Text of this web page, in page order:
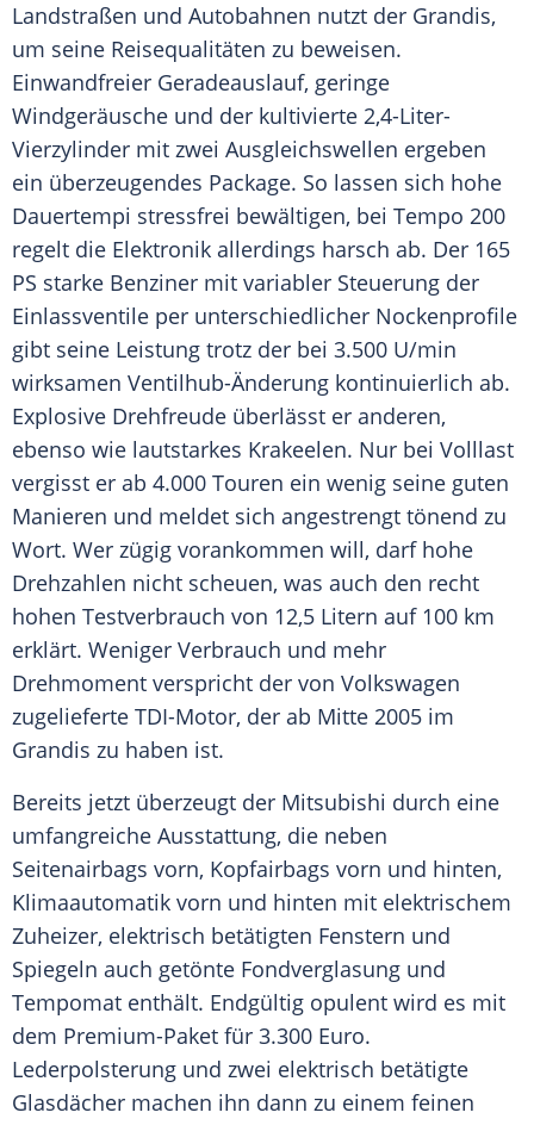
Landstraßen und Autobahnen nutzt der Grandis,
um seine Reisequalitäten zu beweisen.
Einwandfreier Geradeauslauf, geringe
Windgeräusche und der kultivierte 2,4-Liter-
Vierzylinder mit zwei Ausgleichswellen ergeben
ein überzeugendes Package. So lassen sich hohe
Dauertempi stressfrei bewältigen, bei Tempo 200
regelt die Elektronik allerdings harsch ab. Der 165
PS starke Benziner mit variabler Steuerung der
Einlassventile per unterschiedlicher Nockenprofile
gibt seine Leistung trotz der bei 3.500 U/min
wirksamen Ventilhub-Änderung kontinuierlich ab.
Explosive Drehfreude überlässt er anderen,
ebenso wie lautstarkes Krakeelen. Nur bei Volllast
vergisst er ab 4.000 Touren ein wenig seine guten
Manieren und meldet sich angestrengt tönend zu
Wort. Wer zügig vorankommen will, darf hohe
Drehzahlen nicht scheuen, was auch den recht
hohen Testverbrauch von 12,5 Litern auf 100 km
erklärt. Weniger Verbrauch und mehr
Drehmoment verspricht der von Volkswagen
zugelieferte TDI-Motor, der ab Mitte 2005 im
Grandis zu haben ist.
Bereits jetzt überzeugt der Mitsubishi durch eine
umfangreiche Ausstattung, die neben
Seitenairbags vorn, Kopfairbags vorn und hinten,
Klimaautomatik vorn und hinten mit elektrischem
Zuheizer, elektrisch betätigten Fenstern und
Spiegeln auch getönte Fondverglasung und
Tempomat enthält. Endgültig opulent wird es mit
dem Premium-Paket für 3.300 Euro.
Lederpolsterung und zwei elektrisch betätigte
Glasdächer machen ihn dann zu einem feinen